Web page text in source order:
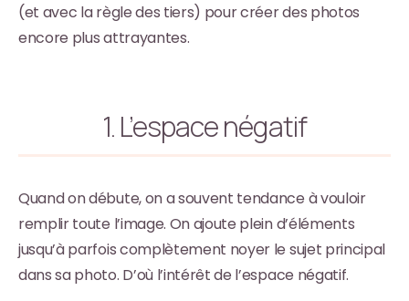
(et avec la règle des tiers) pour créer des photos
encore plus attrayantes.
1. L’espace négatif
Quand on débute, on a souvent tendance à vouloir
remplir toute l’image. On ajoute plein d’éléments
jusqu’à parfois complètement noyer le sujet principal
dans sa photo. D’où l’intérêt de l’espace négatif.